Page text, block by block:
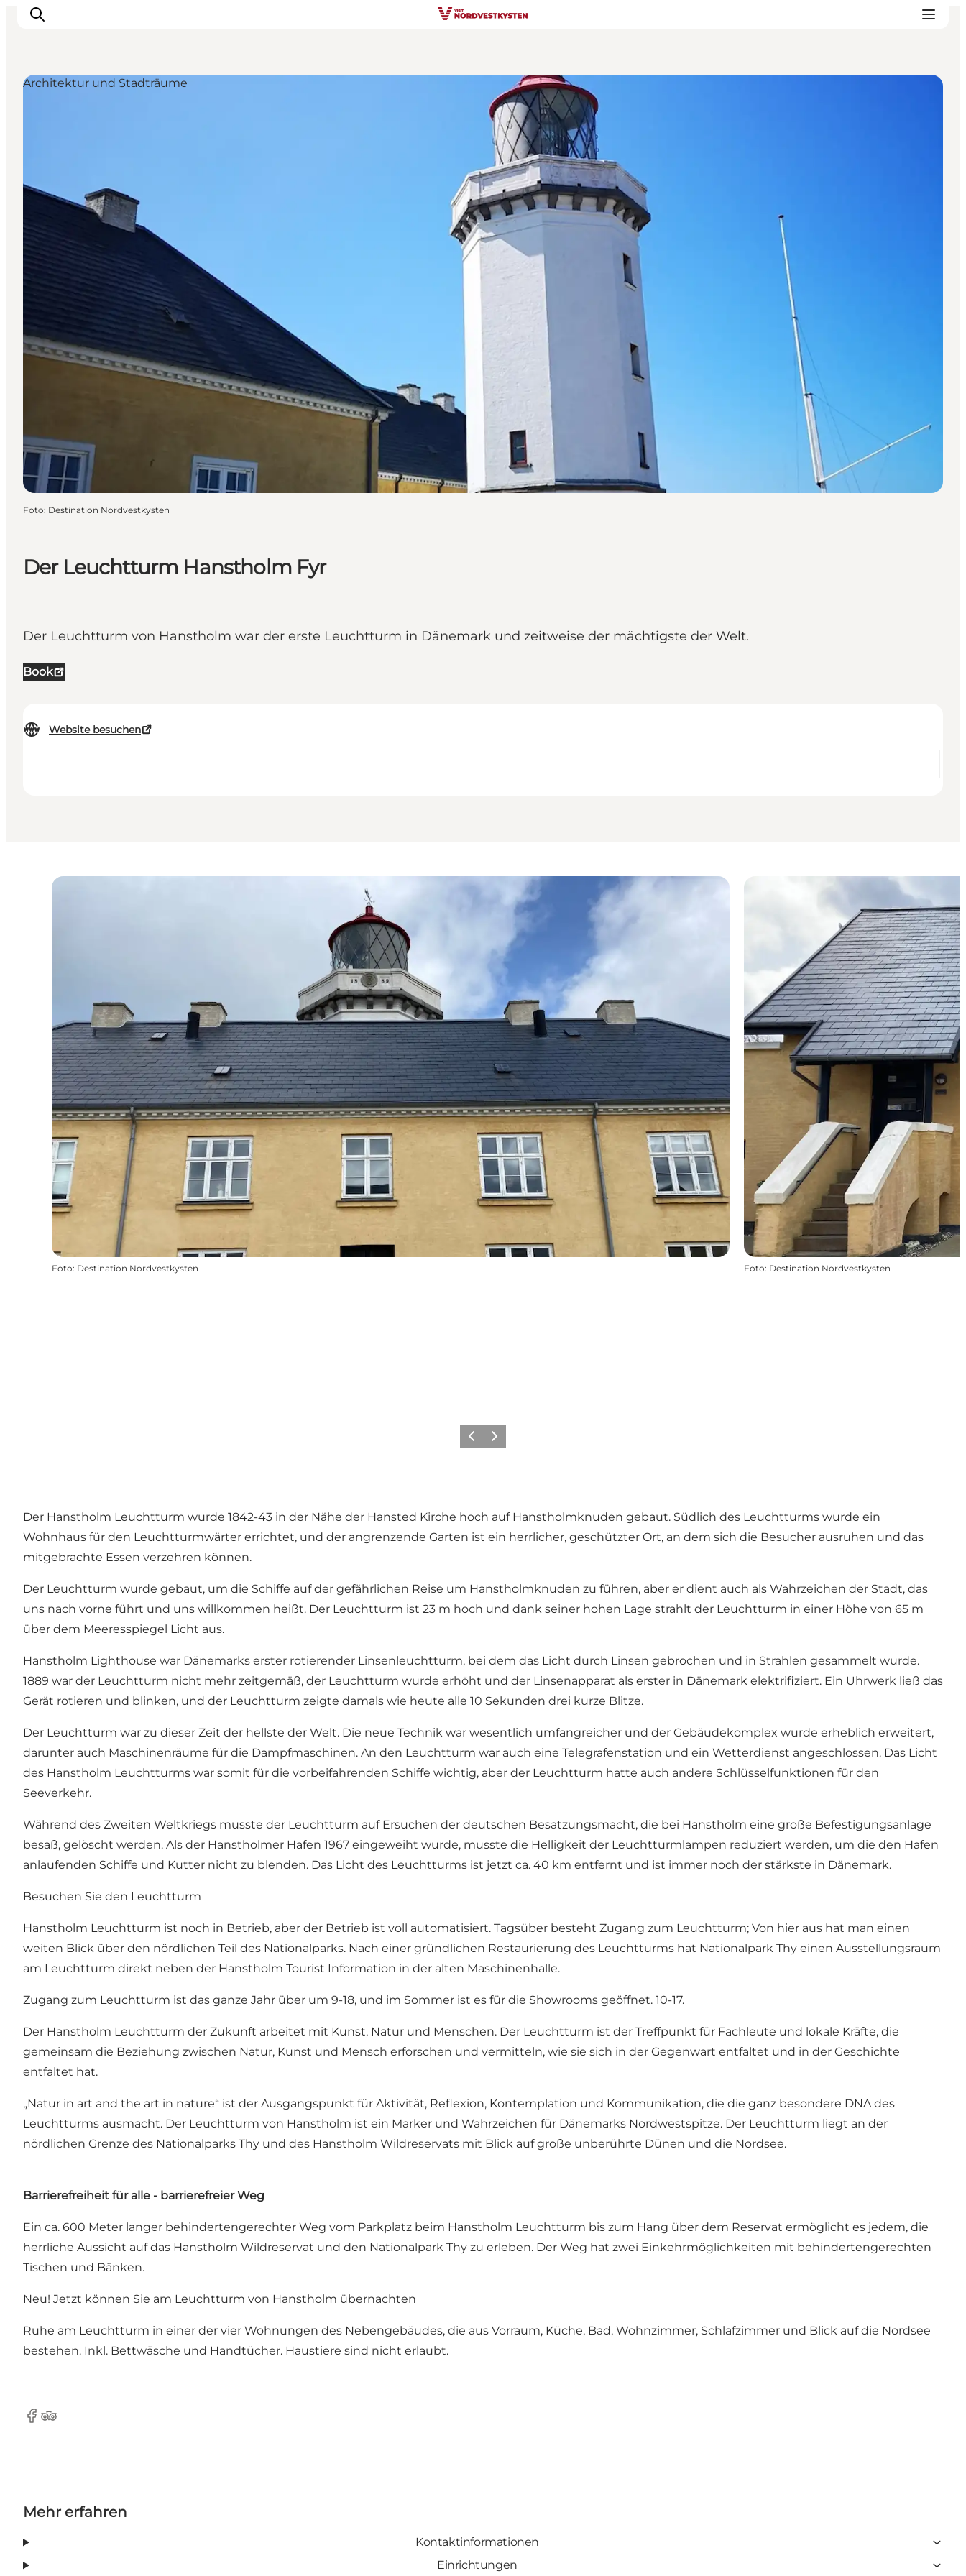
Unterkunft
Mach deine Urlaubsplanung
Der Leuchtturm Hanstholm Fyr
Der Leuchtturm von Hanstholm war der erste Leuchtturm in Dänemark und zeitweise der mächtigste der Welt.
Book
Website besuchen
Architektur und Stadträume
Foto: Destination Nordvestkysten
Foto: Destination Nordvestkysten Foto: Destination Nordvestkysten
ZurückWeiter
Der Hanstholm Leuchtturm wurde 1842-43 in der Nähe der Hansted Kirche hoch auf Hanstholmknuden gebaut. Südlich des Leuchtturms wurde ein
Wohnhaus für den Leuchtturmwärter errichtet, und der angrenzende Garten ist ein herrlicher, geschützter Ort, an dem sich die Besucher ausruhen und das
mitgebrachte Essen verzehren können.
Der Leuchtturm wurde gebaut, um die Schiffe auf der gefährlichen Reise um Hanstholmknuden zu führen, aber er dient auch als Wahrzeichen der Stadt, das
uns nach vorne führt und uns willkommen heißt. Der Leuchtturm ist 23 m hoch und dank seiner hohen Lage strahlt der Leuchtturm in einer Höhe von 65 m
über dem Meeresspiegel Licht aus.
Hanstholm Lighthouse war Dänemarks erster rotierender Linsenleuchtturm, bei dem das Licht durch Linsen gebrochen und in Strahlen gesammelt wurde.
1889 war der Leuchtturm nicht mehr zeitgemäß, der Leuchtturm wurde erhöht und der Linsenapparat als erster in Dänemark elektrifiziert. Ein Uhrwerk ließ das
Gerät rotieren und blinken, und der Leuchtturm zeigte damals wie heute alle 10 Sekunden drei kurze Blitze.
Der Leuchtturm war zu dieser Zeit der hellste der Welt. Die neue Technik war wesentlich umfangreicher und der Gebäudekomplex wurde erheblich erweitert,
darunter auch Maschinenräume für die Dampfmaschinen. An den Leuchtturm war auch eine Telegrafenstation und ein Wetterdienst angeschlossen. Das Licht
des Hanstholm Leuchtturms war somit für die vorbeifahrenden Schiffe wichtig, aber der Leuchtturm hatte auch andere Schlüsselfunktionen für den
Seeverkehr.
Während des Zweiten Weltkriegs musste der Leuchtturm auf Ersuchen der deutschen Besatzungsmacht, die bei Hanstholm eine große Befestigungsanlage
besaß, gelöscht werden. Als der Hanstholmer Hafen 1967 eingeweiht wurde, musste die Helligkeit der Leuchtturmlampen reduziert werden, um die den Hafen
anlaufenden Schiffe und Kutter nicht zu blenden. Das Licht des Leuchtturms ist jetzt ca. 40 km entfernt und ist immer noch der stärkste in Dänemark.
Besuchen Sie den Leuchtturm
Hanstholm Leuchtturm ist noch in Betrieb, aber der Betrieb ist voll automatisiert. Tagsüber besteht Zugang zum Leuchtturm; Von hier aus hat man einen
weiten Blick über den nördlichen Teil des Nationalparks. Nach einer gründlichen Restaurierung des Leuchtturms hat Nationalpark Thy einen Ausstellungsraum
am Leuchtturm direkt neben der Hanstholm Tourist Information in der alten Maschinenhalle.
Zugang zum Leuchtturm ist das ganze Jahr über um 9-18, und im Sommer ist es für die Showrooms geöffnet. 10-17.
Der Hanstholm Leuchtturm der Zukunft arbeitet mit Kunst, Natur und Menschen. Der Leuchtturm ist der Treffpunkt für Fachleute und lokale Kräfte, die
gemeinsam die Beziehung zwischen Natur, Kunst und Mensch erforschen und vermitteln, wie sie sich in der Gegenwart entfaltet und in der Geschichte
entfaltet hat.
„Natur in art and the art in nature“ ist der Ausgangspunkt für Aktivität, Reflexion, Kontemplation und Kommunikation, die die ganz besondere DNA des
Leuchtturms ausmacht. Der Leuchtturm von Hanstholm ist ein Marker und Wahrzeichen für Dänemarks Nordwestspitze. Der Leuchtturm liegt an der
nördlichen Grenze des Nationalparks Thy und des Hanstholm Wildreservats mit Blick auf große unberührte Dünen und die Nordsee.
Barrierefreiheit für alle - barrierefreier Weg
Ein ca. 600 Meter langer behindertengerechter Weg vom Parkplatz beim Hanstholm Leuchtturm bis zum Hang über dem Reservat ermöglicht es jedem, die
herrliche Aussicht auf das Hanstholm Wildreservat und den Nationalpark Thy zu erleben. Der Weg hat zwei Einkehrmöglichkeiten mit behindertengerechten
Tischen und Bänken.
Neu! Jetzt können Sie am Leuchtturm von Hanstholm übernachten
Ruhe am Leuchtturm in einer der vier Wohnungen des Nebengebäudes, die aus Vorraum, Küche, Bad, Wohnzimmer, Schlafzimmer und Blick auf die Nordsee
bestehen. Inkl. Bettwäsche und Handtücher. Haustiere sind nicht erlaubt.
Facebook
TripAdvisor
Mehr erfahren
Kontaktinformationen
Einrichtungen